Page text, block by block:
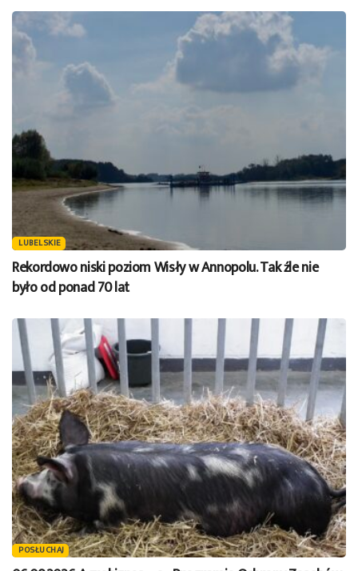
LUBELSKIE
Rekordowo niski poziom Wisły w Annopolu. Tak źle nie
było od ponad 70 lat
POSŁUCHAJ